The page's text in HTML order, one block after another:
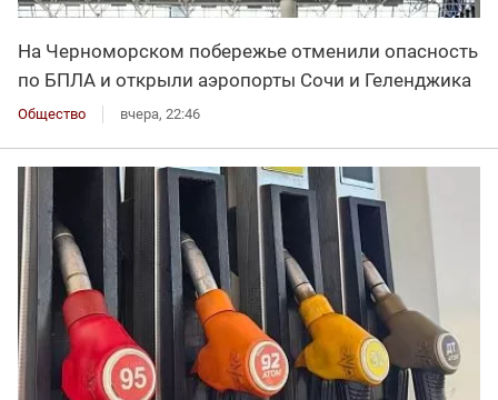
На Черноморском побережье отменили опасность
по БПЛА и открыли аэропорты Сочи и Геленджика
Общество вчера, 22:46